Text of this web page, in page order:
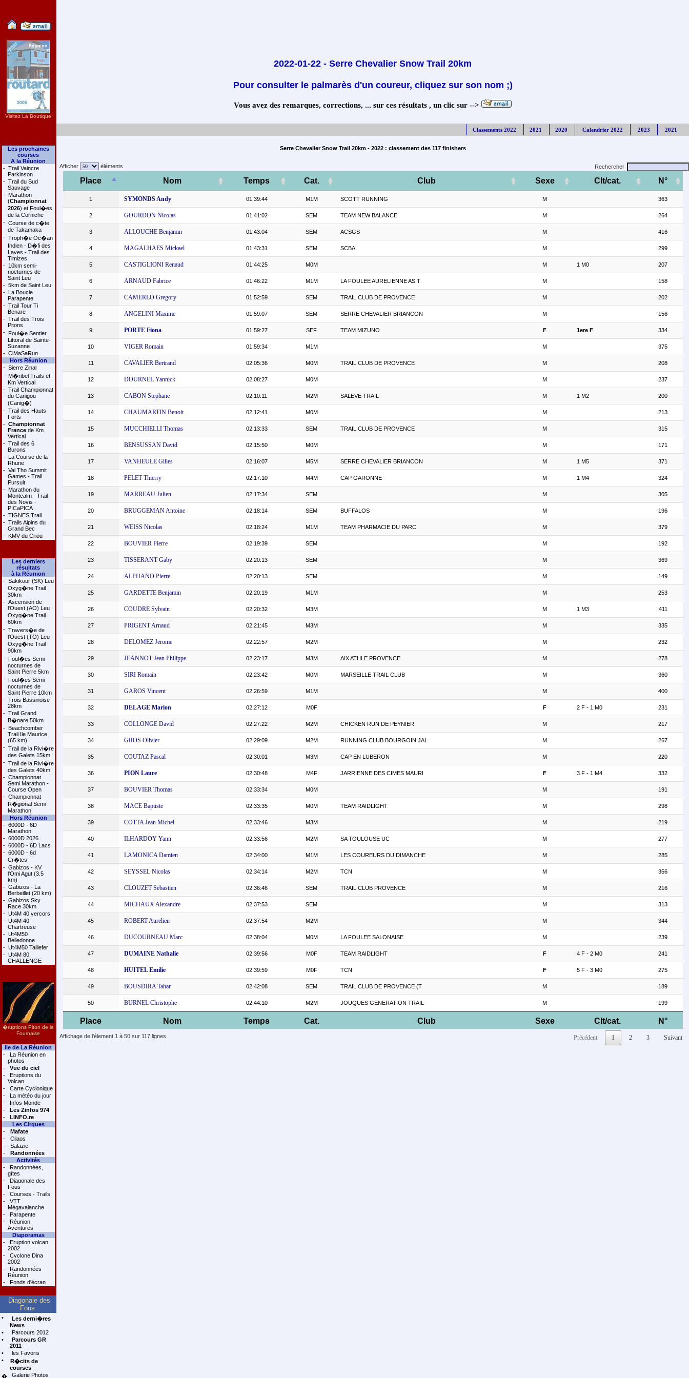
Visitez La Boutique
Les prochaines
courses
A la Réunion
- Trail Vaincre
Parkinson
- Trail du Sud
Sauvage
- Marathon
(Championnat
2026) et Foul�es
de la Corniche
- Course de c�te
de Takamaka
- Troph�e Oc�an
Indien - D�fi des
Laves - Trail des
Timizes
- 10km semi-
nocturnes de
Saint Leu
- 5km de Saint Leu
- La Boucle
Parapente
- Trail Tour Ti
Benare
- Trail des Trois
Pitons
- Foul�e Sentier
Littoral de Sainte-
Suzanne
- CiMaSaRun
Hors Réunion
- Sierre Zinal
- M�ribel Trails et
Km Vertical
- Trail Championnat
du Canigou
(Canig�)
- Trail des Hauts
Forts
- Championnat
Francede Km
Vertical
- Trail des 6
Burons
- La Course de la
Rhune
- Val Tho Summit
Games - Trail
Pursuit
- Marathon du
Montcalm - Trail
des Novis -
PICaPICA
- TIGNES Trail
- Trails Alpins du
Grand Bec
- KMV du Criou
Les derniers
résultats
à la Réunion
- Sakikour (SK) Leu
Oxyg�ne Trail
30km
- Ascension de
l'Ouest (AO) Leu
Oxyg�ne Trail
60km
- Travers�e de
l'Ouest (TO) Leu
Oxyg�ne Trail
90km
- Foul�es Semi
nocturnes de
Saint Pierre 5km
- Foul�es Semi
nocturnes de
Saint Pierre 10km
- Trois Bassinoise
28km
- Trail Grand
B�nare 50km
- Beachcomber
Trail Ile Maurice
(65 km)
- Trail de la Rivi�re
des Galets 15km
- Trail de la Rivi�re
des Galets 40km
- Championnat
Semi Marathon -
Course Open
- Championnat
R�gional Semi
Marathon
Hors Réunion
- 6000D - 6D
Marathon
- 6000D 2026
- 6000D - 6D Lacs
- 6000D - 6d
Cr�tes
- Gabizos - KV
l'Omi Agut (3.5
km)
- Gabizos - La
Berbeillet (20 km)
- Gabizos Sky
Race 30km
- Ut4M 40 vercors
- Ut4M 40
Chartreuse
- Ut4M50
Belledonne
- Ut4M50 Taillefer
- Ut4M 80
CHALLENGE
�ruptions Piton de la
Fournaise
Ile de La Réunion
-
La Réunion en
photos
-
Vue du ciel
-
Eruptions du
Volcan
-
Carte Cyclonique
-
La météo du jour
-
Infos Monde
-
Les Zinfos 974
-
LINFO.re
Les Cirques
-
Mafate
-
Cilaos
-
Salazie
-
Randonnées
Activités
-
Randonnées,
gîtes
-
Diagonale des
Fous
-
Courses - Trails
-
VTT
Mégavalanche
-
Parapente
-
Réunion
Aventures
Diaporamas
-
Eruption volcan
2002
-
Cyclone Dina
2002
-
Randonnées
Réunion
-
Fonds d'écran
Diagonale des
Fous
•
Les derni�res
News
•
Parcours 2012
•
Parcours GR
2011
•
les Favoris
•
R�cits de
courses
�
Galerie Photos
2022-01-22 - Serre Chevalier Snow Trail 20km
Pour consulter le palmarès d'un coureur, cliquez sur son nom ;)
Vous avez des remarques, corrections, ... sur ces résultats , un clic sur -->
Classements 2022 2021 2020 Calendrier 2022 2023 2021
Serre Chevalier Snow Trail 20km - 2022 : classement des 117 finishers
Afficher éléments Rechercher
Place Nom Temps Cat. Club Sexe Clt/cat. N°
Place Nom Temps Cat. Club Sexe Clt/cat. N°
1 SYMONDS Andy 01:39:44 M1M SCOTT RUNNING M 363
2 GOURDON Nicolas 01:41:02 SEM TEAM NEW BALANCE M 264
3 ALLOUCHE Benjamin 01:43:04 SEM ACSGS M 416
4 MAGALHAES Mickael 01:43:31 SEM SCBA M 299
5 CASTIGLIONI Renaud 01:44:25 M0M M 1 M0 207
6 ARNAUD Fabrice 01:46:22 M1M LA FOULEE AURELIENNE AS T M 158
7 CAMERLO Gregory 01:52:59 SEM TRAIL CLUB DE PROVENCE M 202
8 ANGELINI Maxime 01:59:07 SEM SERRE CHEVALIER BRIANCON M 156
9 PORTE Fiona 01:59:27 SEF TEAM MIZUNO F 1ere F 334
10 VIGER Romain 01:59:34 M1M M 375
11 CAVALIER Bertrand 02:05:36 M0M TRAIL CLUB DE PROVENCE M 208
12 DOURNEL Yannick 02:08:27 M0M M 237
13 CABON Stephane 02:10:11 M2M SALEVE TRAIL M 1 M2 200
14 CHAUMARTIN Benoit 02:12:41 M0M M 213
15 MUCCHIELLI Thomas 02:13:33 SEM TRAIL CLUB DE PROVENCE M 315
16 BENSUSSAN David 02:15:50 M0M M 171
17 VANHEULE Gilles 02:16:07 M5M SERRE CHEVALIER BRIANCON M 1 M5 371
18 PELET Thierry 02:17:10 M4M CAP GARONNE M 1 M4 324
19 MARREAU Julien 02:17:34 SEM M 305
20 BRUGGEMAN Antoine 02:18:14 SEM BUFFALOS M 196
21 WEISS Nicolas 02:18:24 M1M TEAM PHARMACIE DU PARC M 379
22 BOUVIER Pierre 02:19:39 SEM M 192
23 TISSERANT Gaby 02:20:13 SEM M 369
24 ALPHAND Pierre 02:20:13 SEM M 149
25 GARDETTE Benjamin 02:20:19 M1M M 253
26 COUDRE Sylvain 02:20:32 M3M M 1 M3 411
27 PRIGENT Arnaud 02:21:45 M3M M 335
28 DELOMEZ Jerome 02:22:57 M2M M 232
29 JEANNOT Jean Philippe 02:23:17 M3M AIX ATHLE PROVENCE M 278
30 SIRI Romain 02:23:42 M0M MARSEILLE TRAIL CLUB M 360
31 GAROS Vincent 02:26:59 M1M M 400
32 DELAGE Marion 02:27:12 M0F F 2 F - 1 M0 231
33 COLLONGE David 02:27:22 M2M CHICKEN RUN DE PEYNIER M 217
34 GROS Olivier 02:29:09 M2M RUNNING CLUB BOURGOIN JAL M 267
35 COUTAZ Pascal 02:30:01 M3M CAP EN LUBERON M 220
36 PION Laure 02:30:48 M4F JARRIENNE DES CIMES MAURI F 3 F - 1 M4 332
37 BOUVIER Thomas 02:33:34 M0M M 191
38 MACE Baptiste 02:33:35 M0M TEAM RAIDLIGHT M 298
39 COTTA Jean Michel 02:33:46 M3M M 219
40 ILHARDOY Yann 02:33:56 M2M SA TOULOUSE UC M 277
41 LAMONICA Damien 02:34:00 M1M LES COUREURS DU DIMANCHE M 285
42 SEYSSEL Nicolas 02:34:14 M2M TCN M 356
43 CLOUZET Sebastien 02:36:46 SEM TRAIL CLUB PROVENCE M 216
44 MICHAUX Alexandre 02:37:53 SEM M 313
45 ROBERT Aurelien 02:37:54 M2M M 344
46 DUCOURNEAU Marc 02:38:04 M0M LA FOULEE SALONAISE M 239
47 DUMAINE Nathalie 02:39:56 M0F TEAM RAIDLIGHT F 4 F - 2 M0 241
48 HUITEL Emilie 02:39:59 M0F TCN F 5 F - 3 M0 275
49 BOUSDIRA Tahar 02:42:08 SEM TRAIL CLUB DE PROVENCE (T M 189
50 BURNEL Christophe 02:44:10 M2M JOUQUES GENERATION TRAIL M 199
Affichage de l'élement 1 à 50 sur 117 lignes Précédent 1 2 3 Suivant